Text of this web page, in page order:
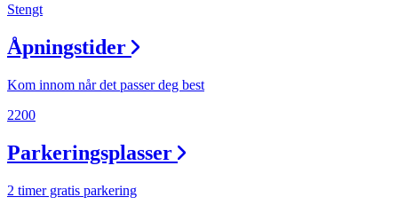
Stengt
Åpningstider
Kom innom når det passer deg best
2200
Parkeringsplasser
2 timer gratis parkering